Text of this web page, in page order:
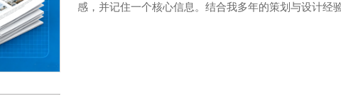
感，并记住一个核心信息。结合我多年的策划与设计经